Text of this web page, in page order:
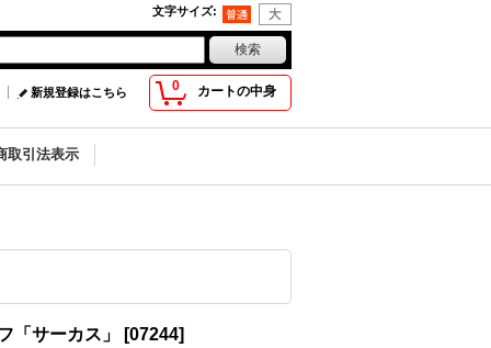
文字サイズ:
0 カートの中身
新規登録はこちら
取引法表示
「サーカス」 [07244]